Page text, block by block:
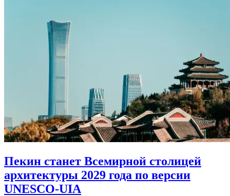
Пекин станет Всемирной столицей
архитектуры 2029 года по версии
UNESCO-UIA